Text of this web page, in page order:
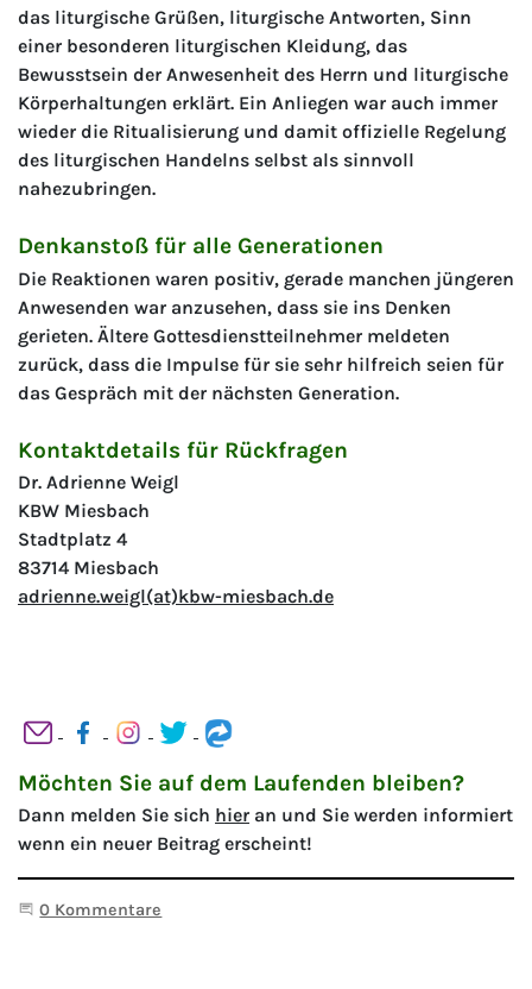
das liturgische Grüßen, liturgische Antworten, Sinn
einer besonderen liturgischen Kleidung, das
Bewusstsein der Anwesenheit des Herrn und liturgische
Körperhaltungen erklärt. Ein Anliegen war auch immer
wieder die Ritualisierung und damit offizielle Regelung
des liturgischen Handelns selbst als sinnvoll
nahezubringen.
Denkanstoß für alle Generationen
Die Reaktionen waren positiv, gerade manchen jüngeren
Anwesenden war anzusehen, dass sie ins Denken
gerieten. Ältere Gottesdienstteilnehmer meldeten
zurück, dass die Impulse für sie sehr hilfreich seien für
das Gespräch mit der nächsten Generation.
Kontaktdetails für Rückfragen
Dr. Adrienne Weigl
KBW Miesbach
Stadtplatz 4
83714 Miesbach
adrienne.weigl(at)kbw-miesbach.de
Möchten Sie auf dem Laufenden bleiben?
Dann melden Sie sich hier an und Sie werden informiert
wenn ein neuer Beitrag erscheint!
Beginne eine Unterhaltung
0 Kommentare